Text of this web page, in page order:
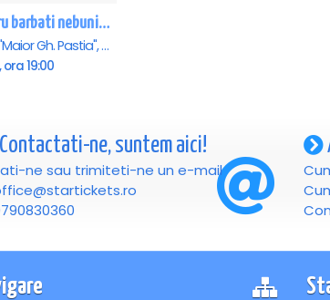
Femei bune pentru barbati nebuni - Focsani
Teatrul Municipal "Maior Gh. Pastia", Focsani
19:00
Contactati-ne, suntem aici!
ne sau trimiteti-ne un e-mail